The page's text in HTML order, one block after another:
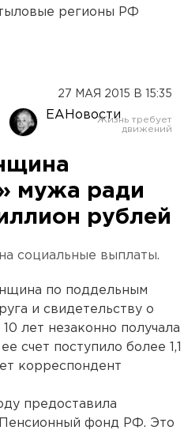
регионы РФ
27 МАЯ 2015 В 15:35
ЕАНовости
мужа ради
рублей
социальные выплаты.
по поддельным
и свидетельству о
лет незаконно получала
счет поступило более 1,1
корреспондент
предоставила
фонд РФ. Это